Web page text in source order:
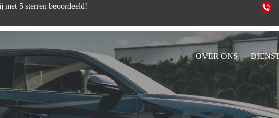
zijn wij met 5 sterren beoordeeld!
OVER ONS